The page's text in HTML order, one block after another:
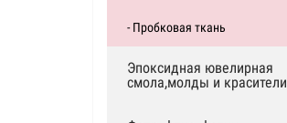
- Пробковая ткань
Эпоксидная ювелирная
смола,молды и красители